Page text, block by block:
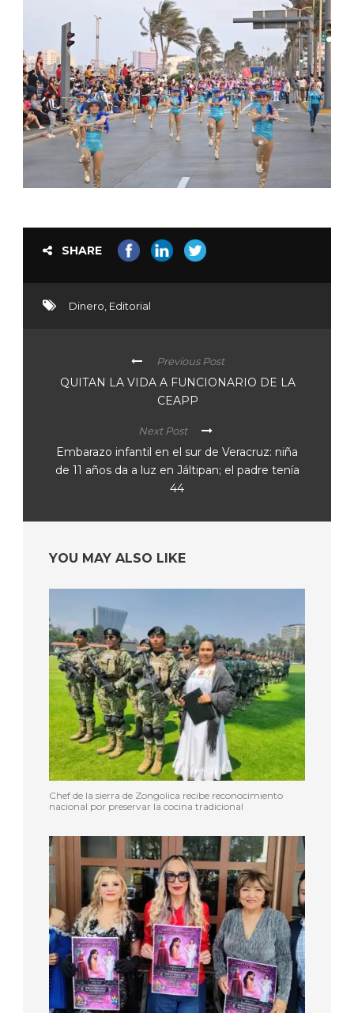
SHARE
Dinero Editorial
Previous Post
QUITAN LA VIDA A FUNCIONARIO DE LA
CEAPP
Next Post
Embarazo infantil en el sur de Veracruz: niña
de 11 años da a luz en Jáltipan; el padre tenía
44
YOU MAY ALSO LIKE
Chef de la sierra de Zongolica recibe reconocimiento
nacional por preservar la cocina tradicional